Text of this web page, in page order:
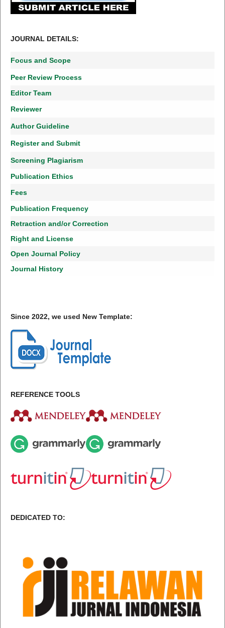
JOURNAL DETAILS:
Focus and Scope
Peer Review Process
Editor Team
Reviewer
Author Guideline
Register and Submit
Screening Plagiarism
Publication Ethics
Fees
Publication Frequency
Retraction and/or Correction
Right and License
Open Journal Policy
Journal History
Since 2022, we used New Template:
REFERENCE TOOLS
DEDICATED TO: